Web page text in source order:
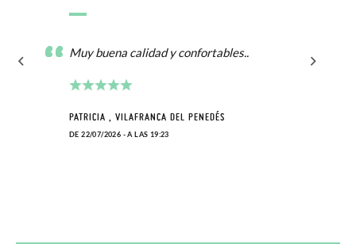
Muy buena calidad y confortables..
PATRICIA , VILAFRANCA DEL PENEDÉS
DE 22/07/2026 - A LAS 19:23